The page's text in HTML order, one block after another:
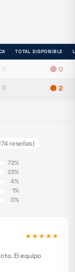
TOTAL DISPONIBLE
0 🔴 0
0 🟡 2
reseñas)
72%
23%
4%
1%
0%
★★★★★
El equipo